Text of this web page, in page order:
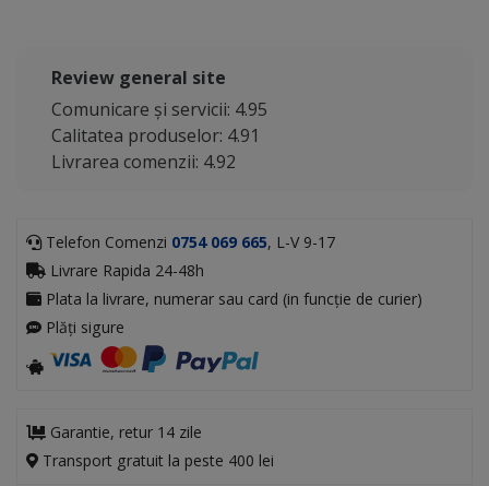
Review general site
Comunicare și servicii: 4.95
Calitatea produselor: 4.91
Livrarea comenzii: 4.92
Telefon Comenzi 0754 069 665, L-V 9-17
Livrare Rapida 24-48h
Plata la livrare, numerar sau card (in funcție de curier)
Plăți sigure
Garantie, retur 14 zile
Transport gratuit la peste 400 lei